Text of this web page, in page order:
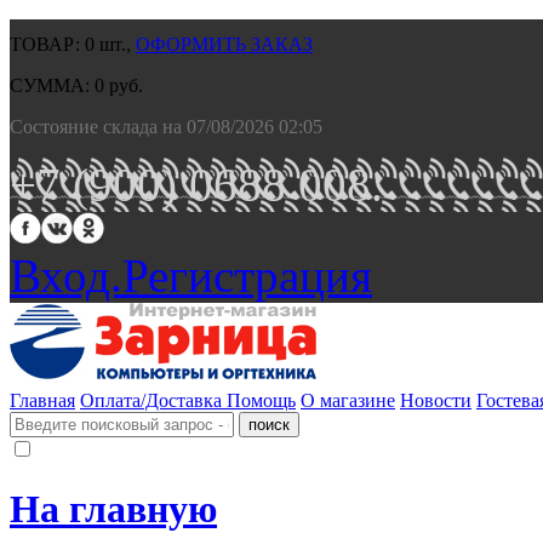
ТОВАР: 0 шт., ОФОРМИТЬ ЗАКАЗ
СУММА: 0 руб.
Состояние склада на 07/08/2026 02:05
+7 (900) 0688 008.
Вход.Регистрация
Главная Оплата/Доставка Помощь О магазине Новости
На главную